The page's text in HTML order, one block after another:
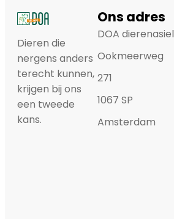
Dieren die
nergens anders
terecht kunnen,
krijgen bij ons
een tweede
kans.
Ons adres
DOA dierenasiel
Ookmeerweg
271
1067 SP
Amsterdam